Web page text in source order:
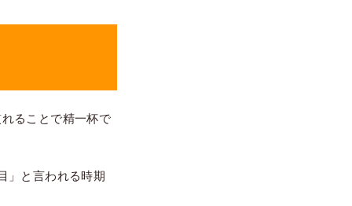
ることで精一杯で
」と言われる時期